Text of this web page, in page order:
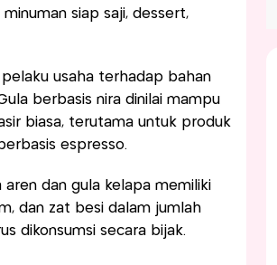
siap saji, dessert,
usaha terhadap bahan
berbasis nira dinilai mampu
biasa, terutama untuk produk
espresso.
dan gula kelapa memiliki
dan zat besi dalam jumlah
dikonsumsi secara bijak.